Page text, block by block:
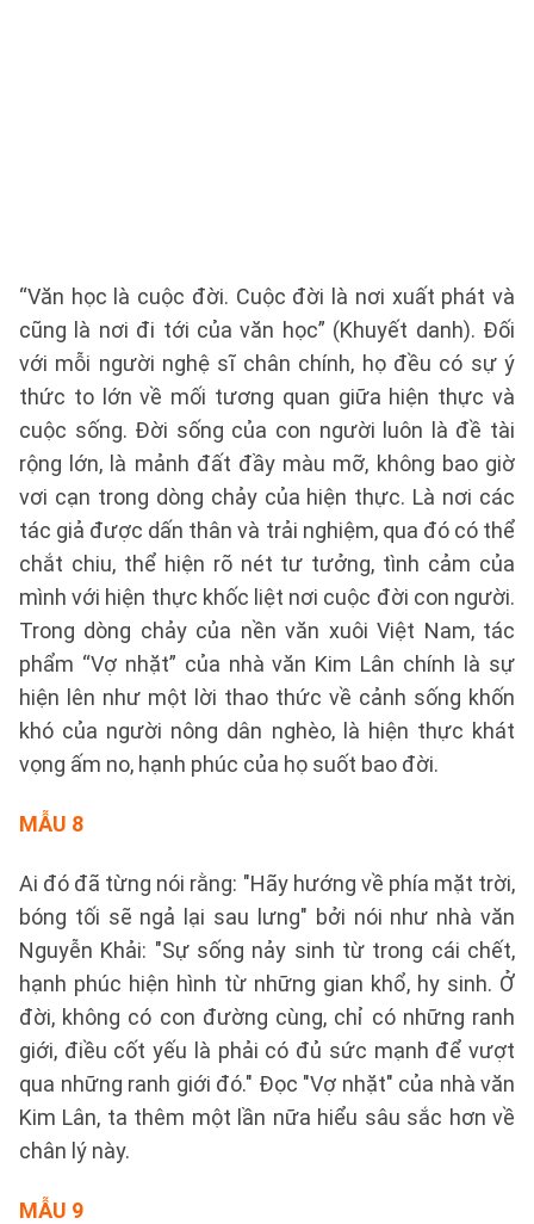
“Văn học là cuộc đời. Cuộc đời là nơi xuất phát và
cũng là nơi đi tới của văn học” (Khuyết danh). Đối
với mỗi người nghệ sĩ chân chính, họ đều có sự ý
thức to lớn về mối tương quan giữa hiện thực và
cuộc sống. Đời sống của con người luôn là đề tài
rộng lớn, là mảnh đất đầy màu mỡ, không bao giờ
vơi cạn trong dòng chảy của hiện thực. Là nơi các
tác giả được dấn thân và trải nghiệm, qua đó có thể
chắt chiu, thể hiện rõ nét tư tưởng, tình cảm của
mình với hiện thực khốc liệt nơi cuộc đời con người.
Trong dòng chảy của nền văn xuôi Việt Nam, tác
phẩm “Vợ nhặt” của nhà văn Kim Lân chính là sự
hiện lên như một lời thao thức về cảnh sống khốn
khó của người nông dân nghèo, là hiện thực khát
vọng ấm no, hạnh phúc của họ suốt bao đời.
MẪU 8
Ai đó đã từng nói rằng: "Hãy hướng về phía mặt trời,
bóng tối sẽ ngả lại sau lưng" bởi nói như nhà văn
Nguyễn Khải: "Sự sống nảy sinh từ trong cái chết,
hạnh phúc hiện hình từ những gian khổ, hy sinh. Ở
đời, không có con đường cùng, chỉ có những ranh
giới, điều cốt yếu là phải có đủ sức mạnh để vượt
qua những ranh giới đó." Đọc "Vợ nhặt" của nhà văn
Kim Lân, ta thêm một lần nữa hiểu sâu sắc hơn về
chân lý này.
MẪU 9